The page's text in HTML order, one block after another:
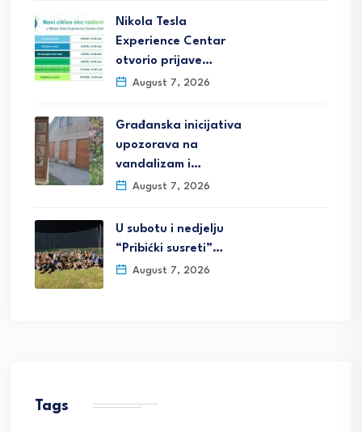
Nikola Tesla
Experience Centar
otvorio prijave…
August 7, 2026
Građanska inicijativa
upozorava na
vandalizam i…
August 7, 2026
U subotu i nedjelju
“Pribićki susreti”…
August 7, 2026
Tags